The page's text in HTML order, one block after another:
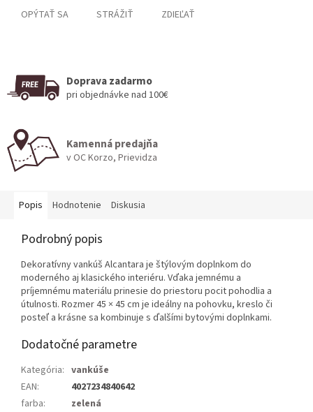
OPÝTAŤ SA STRÁŽIŤ ZDIEĽAŤ
Doprava zadarmo
pri objednávke nad 100€
Kamenná predajňa
v OC Korzo, Prievidza
Popis Hodnotenie Diskusia
Podrobný popis
Dekoratívny vankúš Alcantara je štýlovým doplnkom do
moderného aj klasického interiéru. Vďaka jemnému a
príjemnému materiálu prinesie do priestoru pocit pohodlia a
útulnosti. Rozmer 45 × 45 cm je ideálny na pohovku, kreslo či
posteľ a krásne sa kombinuje s ďalšími bytovými doplnkami.
Dodatočné parametre
Kategória: vankúše
EAN:
4027234840642
farba: zelená